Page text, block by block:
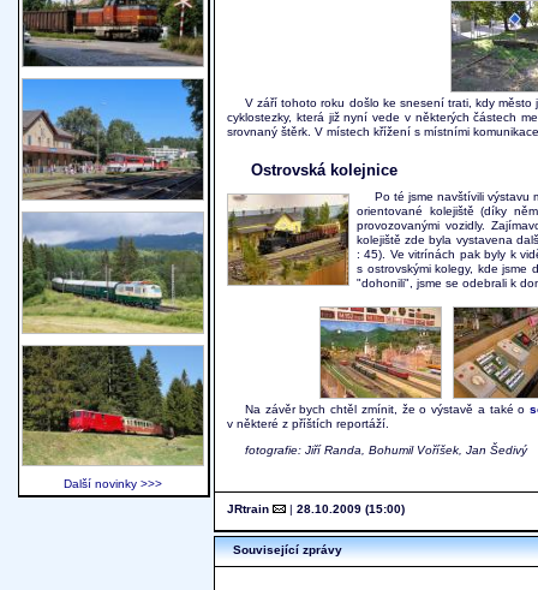
V září tohoto roku došlo ke snesení trati, kdy
cyklostezky, která již nyní vede v některých částech
srovnaný štěrk. V místech křížení s místními
Ostrovská kolejnice
Po té jsme navštívili výstavu
orientované kolejiště (díky
provozovanými vozidly.
kolejiště zde byla vystavena
: 45). Ve vitrínách pak byly k
s ostrovskými kolegy, kde jsme
"dohonili", jsme se odebrali k
Na závěr bych chtěl zmínit, že o výstavě a také o
v některé z příštích reportáží.
fotografie: Jiří Randa, Bohumil Voříšek, Jan Šedivý
JRtrain 28.10.2009 (15:00)
Související zprávy
Další novinky >>>